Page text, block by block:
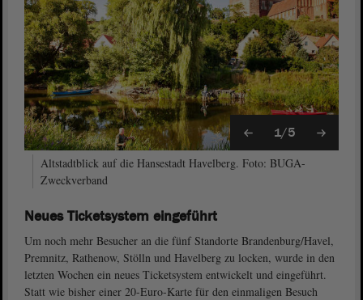
1/5
Altstadtblick auf die Hansestadt Havelberg. Foto: BUGA-
Zweckverband
Neues Ticketsystem eingeführt
Um noch mehr Besucher an die fünf Standorte Brandenburg/Havel,
Premnitz, Rathenow, Stölln und Havelberg zu locken, wurde in den
letzten Wochen ein neues Ticketsystem entwickelt und eingeführt.
Statt wie bisher einer 20-Euro-Karte für den einmaligen Besuch